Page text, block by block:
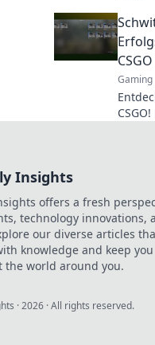
Gaming
Insights
offers a fresh
technology innovations,
our diverse articles
knowledge and keep you
the world around you.
·2026 · All rights reserved.